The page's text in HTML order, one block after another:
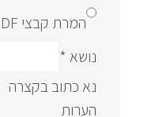
המרת קבצי PDF אקסל
נושא *
נא כתוב בקצרה
הערות